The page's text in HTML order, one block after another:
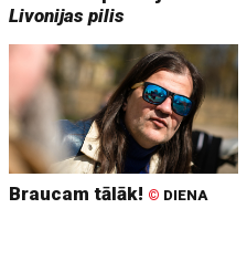
Livonijas pilis
Braucam tālāk! © DIENA